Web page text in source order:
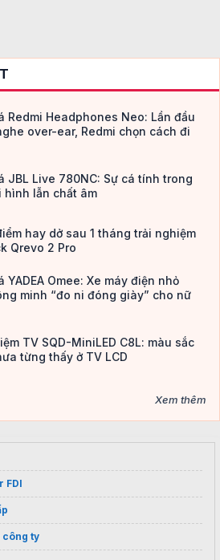
Redmi Headphones Neo: Lần đầu
over-ear, Redmi chọn cách đi
JBL Live 780NC: Sự cá tính trong
hình lẫn chất âm
hay dở sau 1 tháng trải nghiệm
Qrevo 2 Pro
YADEA Omee: Xe máy điện nhỏ
minh “đo ni đóng giày” cho nữ
TV SQD-MiniLED C8L: màu sắc
từng thấy ở TV LCD
Xem thêm
FDI
công ty